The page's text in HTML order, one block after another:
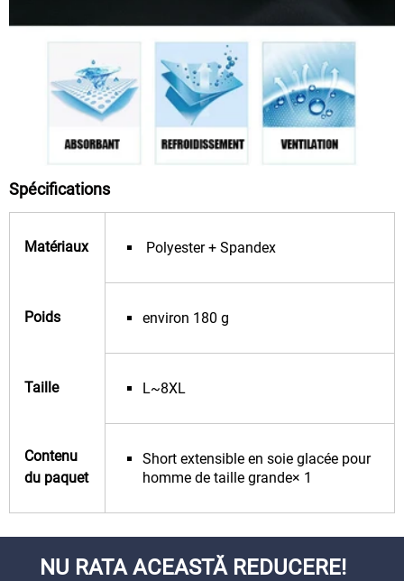
Spécifications
Matériaux Polyester + Spandex
Poids environ 180 g
Taille L~8XL
Contenu
du paquet
Short extensible en soie glacée pour
homme de taille grande× 1
NU RATA ACEASTĂ REDUCERE!